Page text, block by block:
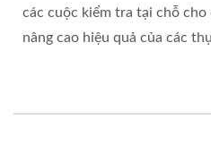
các cuộc kiểm tra tại chỗ cho
nâng cao hiệu quả của các